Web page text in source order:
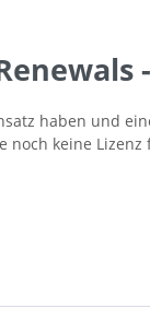
haben und
noch keine